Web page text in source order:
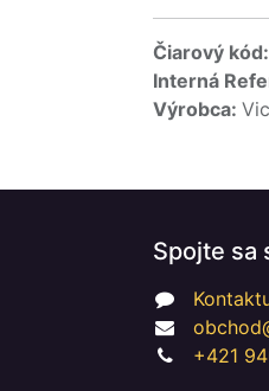
Čiarový kód:
Interná
Výrobca:
Spojte sa
+421